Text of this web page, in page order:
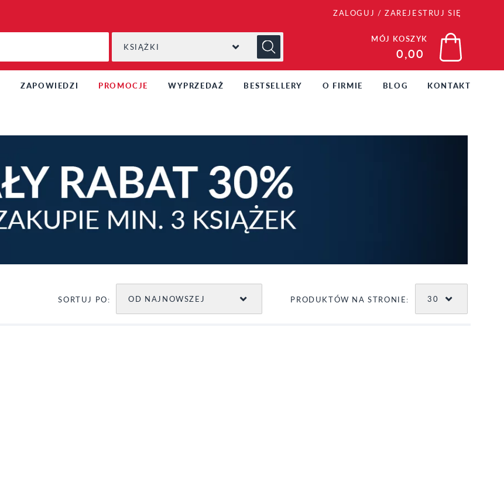
KSIĄŻKI
ZALOGUJ / ZAREJESTRUJ SIĘ
MÓJ KOSZYK
0,00
ZAPOWIEDZI PROMOCJE WYPRZEDAŻ BESTSELLERY O FIRMIE BLOG KONTAKT
SORTUJ PO: OD NAJNOWSZEJ PRODUKTÓW NA STRONIE: 30